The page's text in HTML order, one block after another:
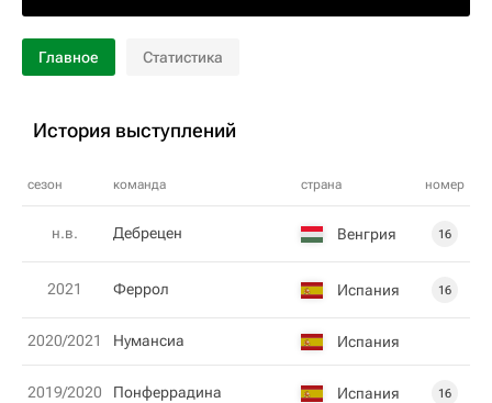
Главное Статистика
История выступлений
сезон команда страна номер
н.в. Дебрецен Венгрия 16
2021 Феррол Испания 16
2020/2021 Нумансиа Испания
2019/2020 Понферрадина Испания 16